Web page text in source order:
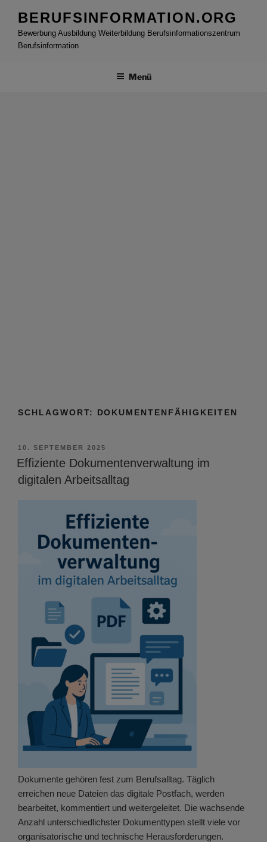
Inhalt
springen
BERUFSINFORMATION.ORG
Bewerbung Ausbildung Weiterbildung Berufsinformationszentrum
Berufsinformation
Menü
SCHLAGWORT: DOKUMENTENFÄHIGKEITEN
VERÖFFENTLICHT
AM
10. SEPTEMBER 2025
Effiziente Dokumentenverwaltung im
digitalen Arbeitsalltag
Dokumente gehören fest zum Berufsalltag. Täglich
erreichen neue Dateien das digitale Postfach, werden
bearbeitet, kommentiert und weitergeleitet. Die wachsende
Anzahl unterschiedlichster Dokumenttypen stellt viele vor
organisatorische und technische Herausforderungen.